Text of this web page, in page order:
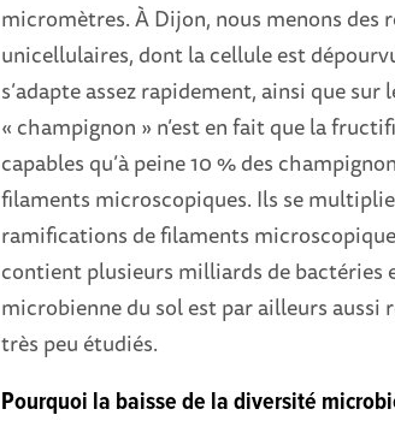
micromètres. À Dijon, nous menons des
unicellulaires, dont la cellule est
s’adapte assez rapidement, ainsi que
« champignon » n’est en fait que la
capables qu’à peine 10 % des
filaments microscopiques. Ils se
ramifications de filaments
contient plusieurs milliards de
microbienne du sol est par ailleurs aussi
très peu étudiés.
Pourquoi la baisse de la diversité